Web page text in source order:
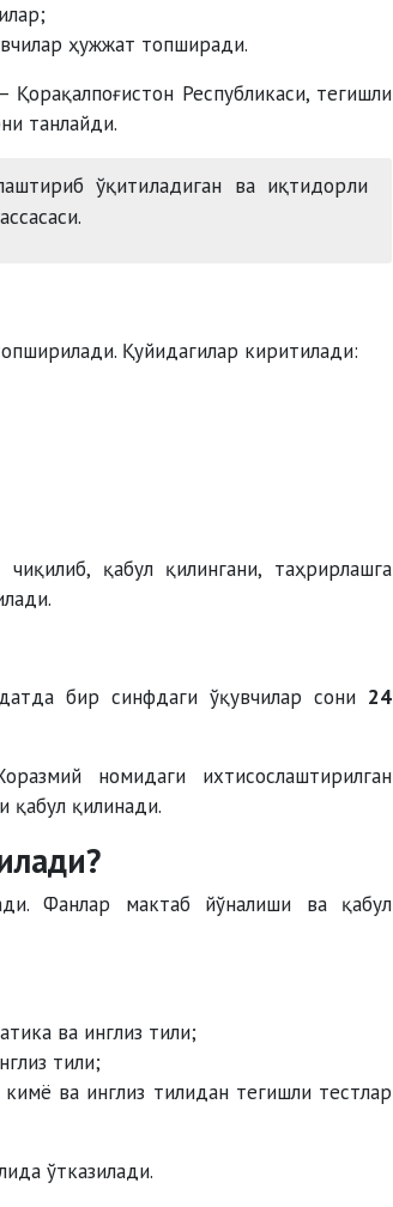
ҳужжат топширади.
Республикаси, тегишли
танлайди.
ўқитиладиган ва иқтидорли
Қуйидагилар киритилади:
қабул қилингани, таҳрирлашга
бир синфдаги ўқувчилар сони 24
номидаги ихтисослаштирилган
қабул қилинади.
Фанлар мактаб йўналиши ва қабул
ва инглиз тили;
тили;
ва инглиз тилидан тегишли тестлар
ўтказилади.